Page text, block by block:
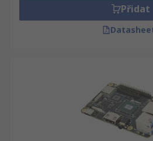
Přidat